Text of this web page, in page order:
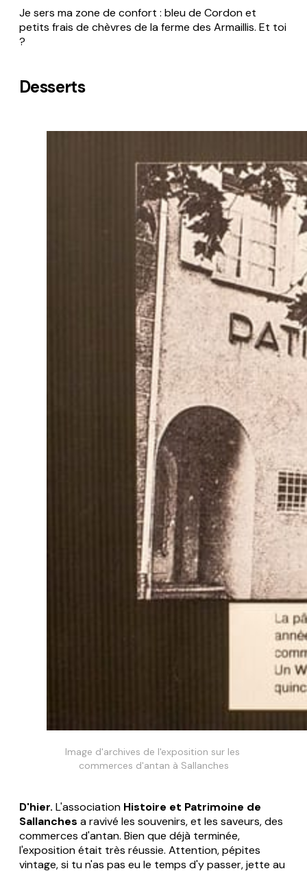
Je sers ma zone de confort : bleu de Cordon et
petits frais de chèvres de la ferme des Armaillis. Et toi
?
Desserts
Image d'archives de l'exposition sur les
commerces d'antan à Sallanches
D'hier. L'association Histoire et Patrimoine de
Sallanches a ravivé les souvenirs, et les saveurs, des
commerces d'antan. Bien que déjà terminée,
l'exposition était très réussie. Attention, pépites
vintage, si tu n'as pas eu le temps d'y passer, jette au